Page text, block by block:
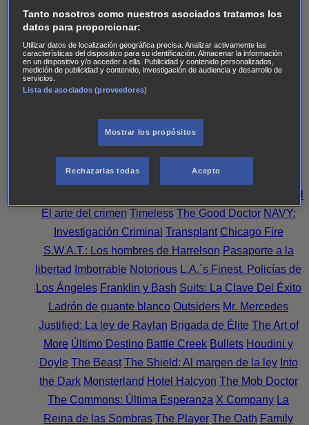
Circuito cerrado
Alert: Unidad
de personas desaparecidas
Ladrón de guante blanco Hannibal Daños y Perjuicios
AXN Masters of Sex Three PinesAccused Carter
Nevers
Magpie Murders Blindspot Coyote
Reckoning: Ajuste de Cuentas
Noche Wild Bill Mentes Criminales Candice Renoir
Absentia Harrow Bulletproof Annika Lincoln Rhyme:
El arte del crimen Timeless The Good Doctor NAVY:
Investigación Criminal Transplant Chicago Fire
S.W.A.T.: Los hombres de Harrelson Pasaporte a la
libertad
Imborrable Notorious L.A.´s Finest. Policías de
Los Ángeles Franklin y Bash Suits: La Clave Del Éxito
Ladrón de guante blanco Outsiders Mr. Mercedes
Justified: La ley de Raylan Brigada de Élite The Art of
More Último Destino Battle Creek Bullets Houdini y
Doyle The Beast The Shield: Al margen de la ley Into
the Dark Monsterland Hotel Halcyon The Mob Doctor
The Commons: Última Esperanza X Company La
Reina de las Sombras The Player The Oath Family
Tanto nosotros como nuestros asociados tratamos los
datos para proporcionar:
Utilizar datos de localización geográfica precisa. Analizar activamente las
características del dispositivo para su identificación. Almacenar la información
en un dispositivo y/o acceder a ella. Publicidad y contenido personalizados,
medición de publicidad y contenido, investigación de audiencia y desarrollo de
servicios.
Lista de asociados (proveedores)
Mostrar los propósitos
Rechazarlas todas Acepto